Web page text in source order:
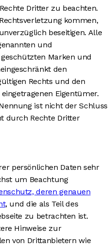
Dritter zu beachten.
kommen,
beseitigen. Alle
und
Marken und
den
Rechts und den
Eigentümer.
ist nicht der Schluss
durch Rechte Dritter
persönlichen Daten sehr
um Beachtung
deren genauen
, und die als Teil des
zu betrachten ist.
Hinweise zur
von Drittanbietern wie